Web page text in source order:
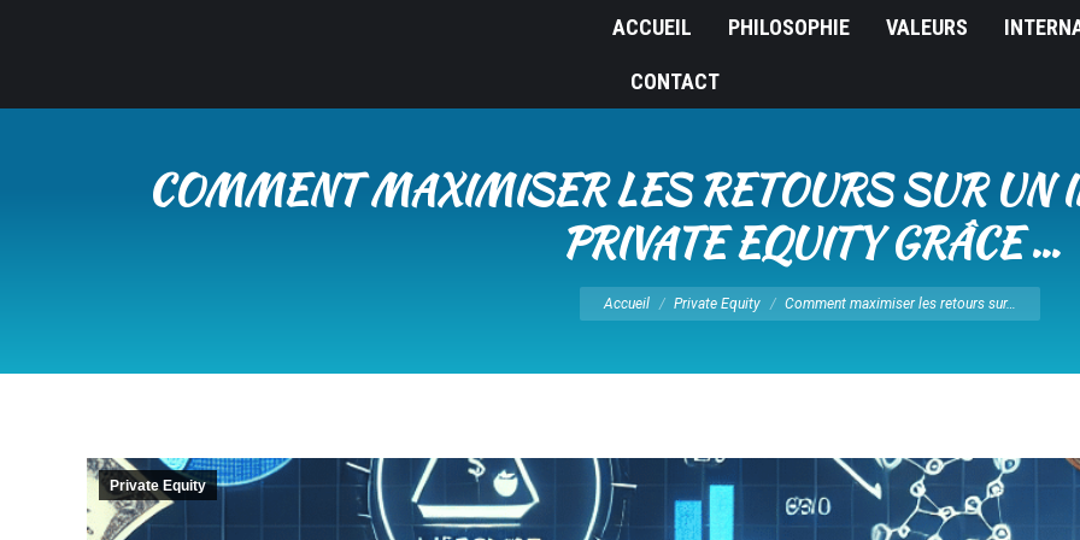
ACCUEIL PHILOSOPHIE VALEURS
CONTACT
COMMENT MAXIMISER LES RETOURS SUR UN
PRIVATE EQUITY GRÂCE …
Vous êtes ici :
Accueil Private Equity Comment maximiser les retours sur…
Private Equity